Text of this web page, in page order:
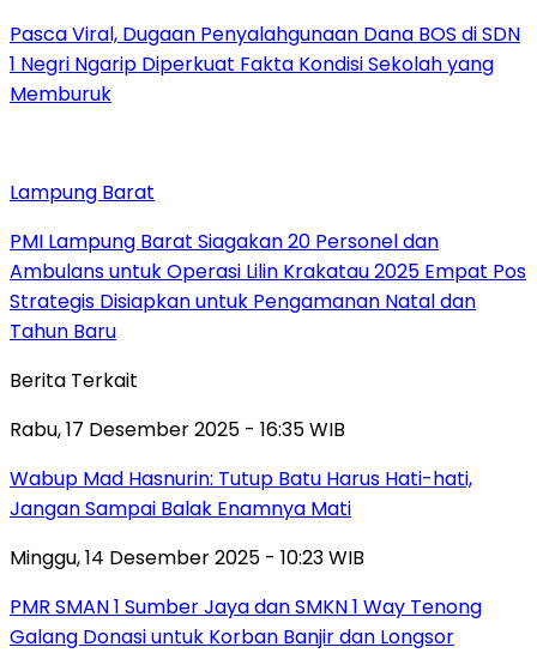
Pasca Viral, Dugaan Penyalahgunaan Dana BOS di SDN
1 Negri Ngarip Diperkuat Fakta Kondisi Sekolah yang
Memburuk
Lampung Barat
PMI Lampung Barat Siagakan 20 Personel dan
Ambulans untuk Operasi Lilin Krakatau 2025 Empat Pos
Strategis Disiapkan untuk Pengamanan Natal dan
Tahun Baru
Berita Terkait
Rabu, 17 Desember 2025 - 16:35 WIB
Wabup Mad Hasnurin: Tutup Batu Harus Hati-hati,
Jangan Sampai Balak Enamnya Mati
Minggu, 14 Desember 2025 - 10:23 WIB
PMR SMAN 1 Sumber Jaya dan SMKN 1 Way Tenong
Galang Donasi untuk Korban Banjir dan Longsor